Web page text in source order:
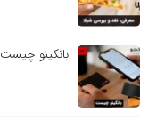
بانکینو چیست